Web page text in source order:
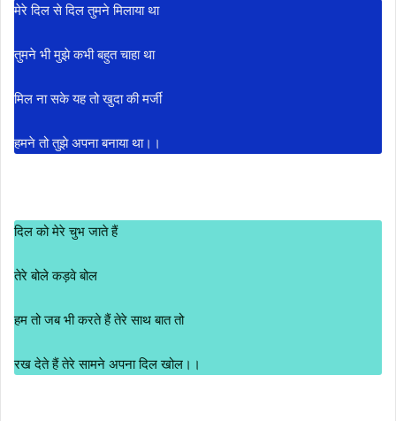
मेरे दिल से दिल तुमने मिलाया था
तुमने भी मुझे कभी बहुत चाहा था
मिल ना सके यह तो खुदा की मर्जी
हमने तो तुझे अपना बनाया था।।
दिल को मेरे चुभ जाते हैं
तेरे बोले कड़वे बोल
हम तो जब भी करते हैं तेरे साथ बात तो
रख देते हैं तेरे सामने अपना दिल खोल।।